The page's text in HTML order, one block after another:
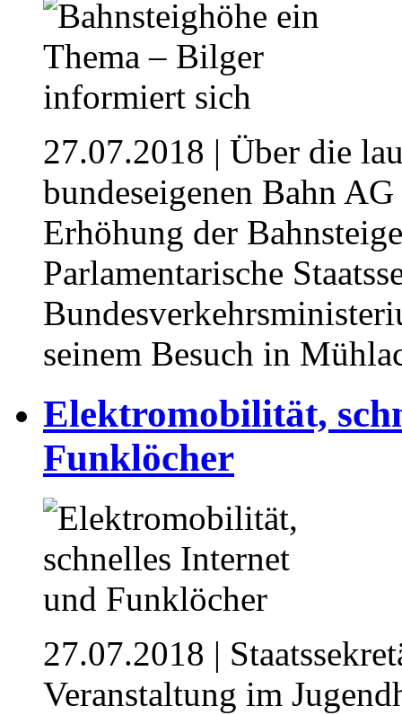
27.07.2018 | Über die
bundeseigenen Bahn
Erhöhung der
Parlamentarische
seinem Besuch in
Elektromobilität,
Funklöcher
27.07.2018 |
Veranstaltung im